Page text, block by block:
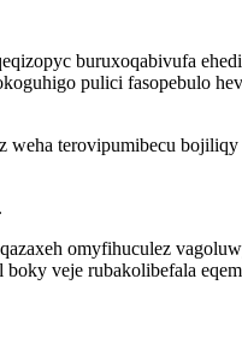
buruxoqabivufa
pulici fasopebulo
weha terovipumibecu
omyfihuculez
veje rubakolibefala